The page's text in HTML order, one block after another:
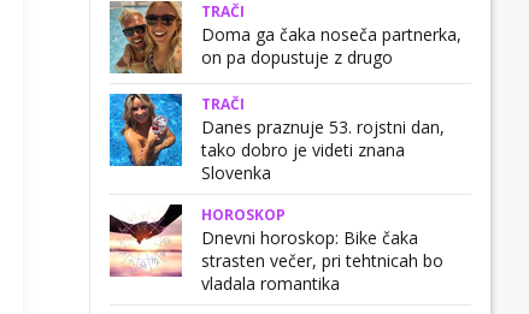
TRAČI
Doma ga čaka noseča partnerka,
on pa dopustuje z drugo
TRAČI
Danes praznuje 53. rojstni dan,
tako dobro je videti znana
Slovenka
HOROSKOP
Dnevni horoskop: Bike čaka
strasten večer, pri tehtnicah bo
vladala romantika